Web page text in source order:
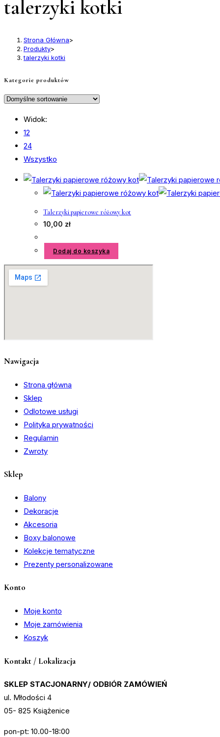
talerzyki kotki
Strona Główna>
Produkty>
talerzyki kotki
Widok:
12
24
Wszystko
Talerzyki papierowe różowy kot
10,00 zł
Dodaj do koszyka
Kategorie produktów
Nawigacja
Strona główna
Sklep
Odlotowe usługi
Polityka prywatności
Regulamin
Zwroty
Sklep
Balony
Dekoracje
Akcesoria
Boxy balonowe
Kolekcje tematyczne
Prezenty personalizowane
Konto
Moje konto
Moje zamówienia
Koszyk
Kontakt / Lokalizacja
SKLEP STACJONARNY/ ODBIÓR ZAMÓWIEŃ
ul. Młodości 4
05- 825 Książenice
pon-pt: 10.00-18:00